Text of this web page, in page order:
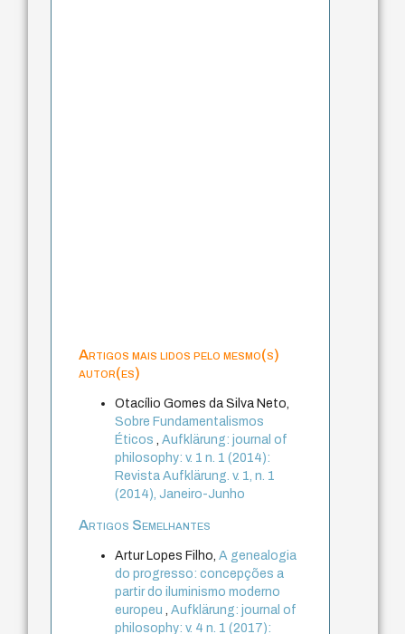
Artigos mais lidos pelo mesmo(s)
autor(es)
Otacílio Gomes da Silva Neto,
Sobre Fundamentalismos
Éticos
,Aufklärung: journal of
philosophy: v. 1 n. 1 (2014):
Revista Aufklärung. v. 1, n. 1
(2014), Janeiro-Junho
Artigos Semelhantes
Artur Lopes Filho,A genealogia
do progresso: concepções a
partir do iluminismo moderno
europeu
,Aufklärung: journal of
philosophy: v. 4 n. 1 (2017):